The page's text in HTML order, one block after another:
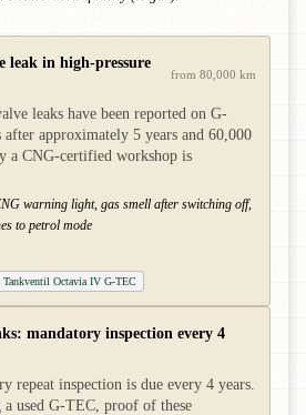
leak in high-pressure
from 80,000 km
leaks have been reported on G-
after approximately 5 years and 60,000
a CNG-certified workshop is
warning light, gas smell after switching off,
to petrol mode
Tankventil Octavia IV G-TEC
mandatory inspection every 4
repeat inspection is due every 4 years.
a used G-TEC, proof of these